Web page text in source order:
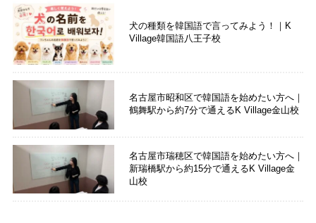
犬の種類を韓国語で言ってみよう！｜K
Village韓国語八王子校
名古屋市昭和区で韓国語を始めたい方へ｜
鶴舞駅から約7分で通えるK Village金山校
名古屋市瑞穂区で韓国語を始めたい方へ｜
新瑞橋駅から約15分で通えるK Village金
山校